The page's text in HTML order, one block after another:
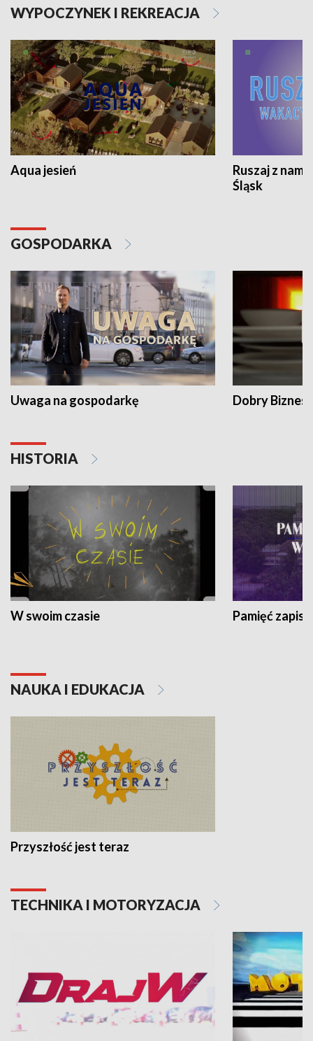
WYPOCZYNEK I REKREACJA
Aqua jesień
Ruszaj z
Śląsk
GOSPODARKA
Uwaga na gospodarkę Dobry Biznes
HISTORIA
W swoim czasie Pamięć
NAUKA I EDUKACJA
Przyszłość jest teraz
TECHNIKA I MOTORYZACJA